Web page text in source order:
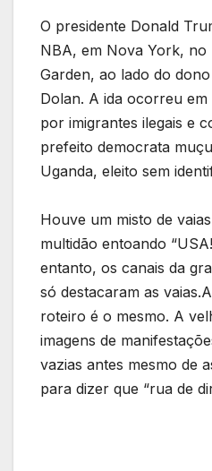
O presidente Donald
NBA, em Nova York, no
Garden, ao lado do
Dolan. A ida ocorreu em
por imigrantes ilegais e
prefeito democrata
Uganda, eleito sem
Houve um misto de
multidão entoando
entanto, os canais da
só destacaram as
roteiro é o mesmo. A
imagens de
vazias antes mesmo de
para dizer que “rua de